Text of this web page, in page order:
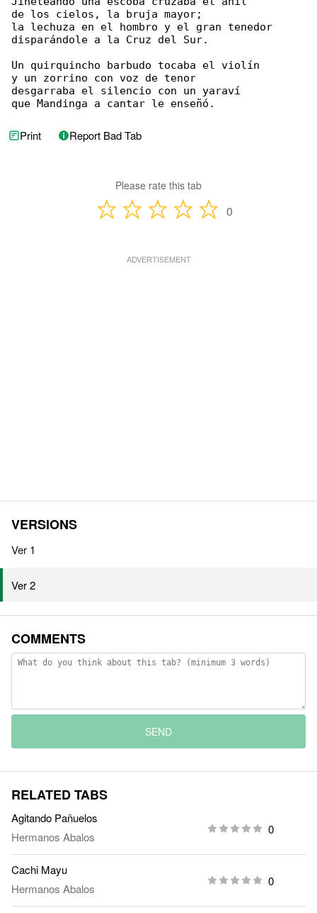
de los cielos, la bruja mayor;
la lechuza en el hombro y el gran tenedor
disparándole a la Cruz del Sur.
Un quirquincho barbudo tocaba el violín
y un zorrino con voz de tenor
desgarraba el silencio con un yaraví
que Mandinga a cantar le enseñó.
Print Report Bad Tab
Please rate this tab
0
VERSIONS
Ver 1
Ver 2
COMMENTS
SEND
RELATED TABS
Agitando Pañuelos
Hermanos Abalos
0
Cachi Mayu
Hermanos Abalos
0